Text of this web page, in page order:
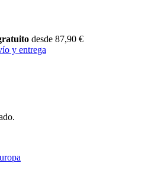
desde 87,90 €
y entrega